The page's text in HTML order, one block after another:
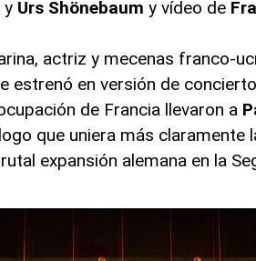
y Urs Shönebaum y vídeo de
actriz y mecenas franco-
estrenó en versión de
de Francia llevaron a
que uniera más claramente
expansión alemana en la